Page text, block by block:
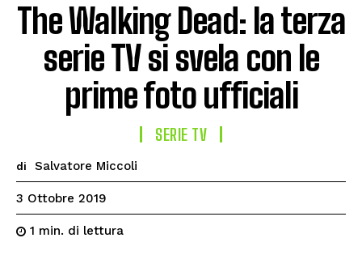
The Walking Dead: la terza
serie TV si svela con le
prime foto ufficiali
SERIE TV
di Salvatore Miccoli
3 Ottobre 2019
1 min. di lettura